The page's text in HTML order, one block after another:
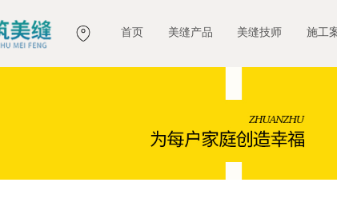
首页 美缝产品 美缝技师 施工